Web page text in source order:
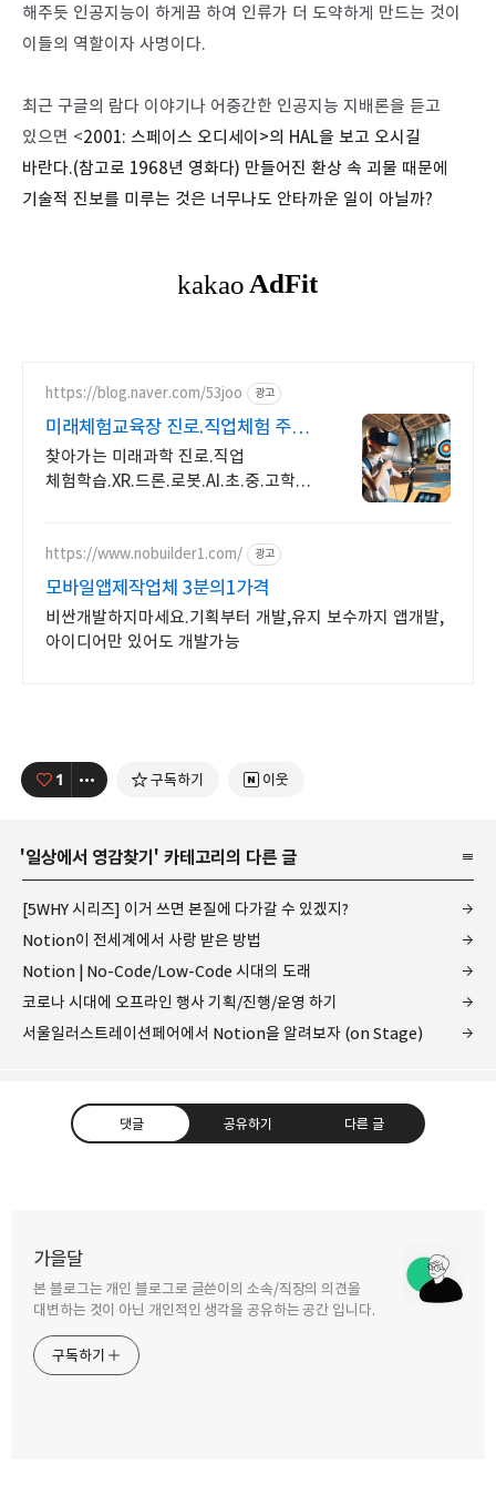
해주듯 인공지능이 하게끔 하여 인류가 더 도약하게 만드는 것이
이들의 역할이자 사명이다.
최근 구글의 람다 이야기나 어중간한 인공지능 지배론을 듣고
있으면 <2001: 스페이스 오디세이>의 HAL을 보고 오시길
바란다.(참고로 1968년 영화다) 만들어진 환상 속 괴물 때문에
기술적 진보를 미루는 것은 너무나도 안타까운 일이 아닐까?
https://blog.naver.com/53joo 광고
미래체험교육장 진로.직업체험 주말
상담 가능 1:1교육
찾아가는 미래과학 진로.직업
체험학습.XR.드론.로봇.AI.초.중.고학교.
드로잉로봇.VR솜사탕자전거발전기.
뇌파체험
https://www.nobuilder1.com/ 광고
모바일앱제작업체 3분의1가격
비싼개발하지마세요.기획부터 개발,유지 보수까지 앱개발,
아이디어만 있어도 개발가능
1 구독하기 이웃
'일상에서 영감찾기' 카테고리의 다른 글
[5WHY 시리즈] 이거 쓰면 본질에 다가갈 수 있겠지?
Notion이 전세계에서 사랑 받은 방법
Notion | No-Code/Low-Code 시대의 도래
코로나 시대에 오프라인 행사 기획/진행/운영 하기
서울일러스트레이션페어에서 Notion을 알려보자 (on Stage)
댓글 공유하기 다른 글
가을달
본 블로그는 개인 블로그로 글쓴이의 소속/직장의 의견을
대변하는 것이 아닌 개인적인 생각을 공유하는 공간 입니다.
구독하기
구독하기 카카오톡 라인 트위터